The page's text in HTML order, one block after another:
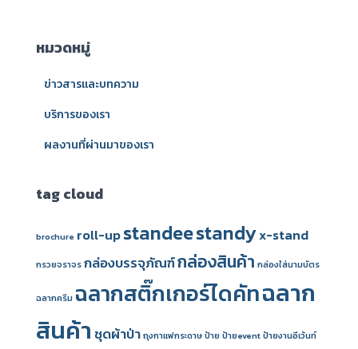
ห
หมวดหมู่
ข่าวสารและบทความ
บริการของเรา
ผลงานที่ผ่านมาของเรา
tag cloud
brochure roll-upstandeestandyx-stand
กรวยจราจรกล่องบรรจุภัณฑ์กล่องสินค้า กล่องใส่นามบัตร
ฉลากครีม ฉลากสติ๊กเกอร์ไดคัทฉลาก
สินค้า ชุดผ้าป่าถุงกาแฟกระดาษป้ายป้ายeventป้ายงานอีเว้นท์